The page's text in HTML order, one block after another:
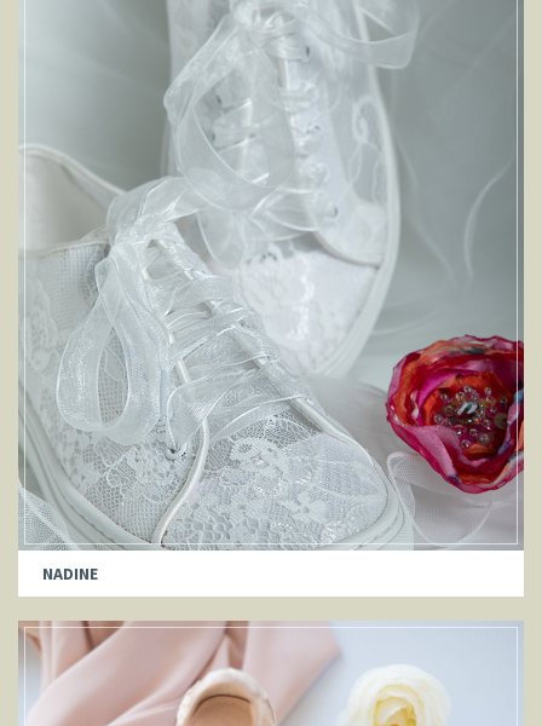
NADINE